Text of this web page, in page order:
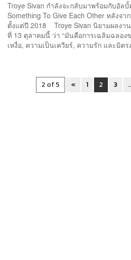
Troye Sivan กำลังจะกลับมาพร้อมกับอัล
Something To Give Each Other หลังจ
ตั้งแต่ปี 2018 Troye Sivan นิยามผลงา
ที่ 13 ตุลาคมนี้ ว่า “มันคือการเฉลิมฉลอง
เหงื่อ, ความเป็นเควียร์, ความรัก และมิต
2 of 5 « 1 2 3